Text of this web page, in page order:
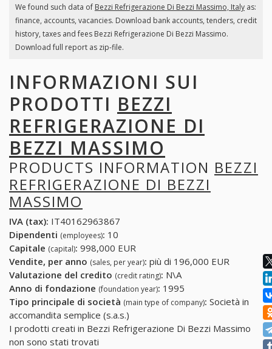
We found such data of Bezzi Refrigerazione Di Bezzi Massimo, Italyas:
finance, accounts, vacancies. Download bank accounts, tenders, credit
history, taxes and fees Bezzi Refrigerazione Di Bezzi Massimo.
Download full report as zip-file.
INFORMAZIONI SUI
PRODOTTI BEZZI
REFRIGERAZIONE DI
BEZZI MASSIMO
PRODUCTS INFORMATION BEZZI
REFRIGERAZIONE DI BEZZI
MASSIMO
IVA (tax): IT40162963867
Dipendenti (employees): 10
Capitale (capital): 998,000 EUR
Vendite, per anno (sales, per year): più di 196,000 EUR
Valutazione del credito (credit rating): N\A
Anno di fondazione (foundation year): 1995
Tipo principale di società (main type of company): Società in
accomandita semplice (s.a.s.)
I prodotti creati in Bezzi Refrigerazione Di Bezzi Massimo
non sono stati trovati